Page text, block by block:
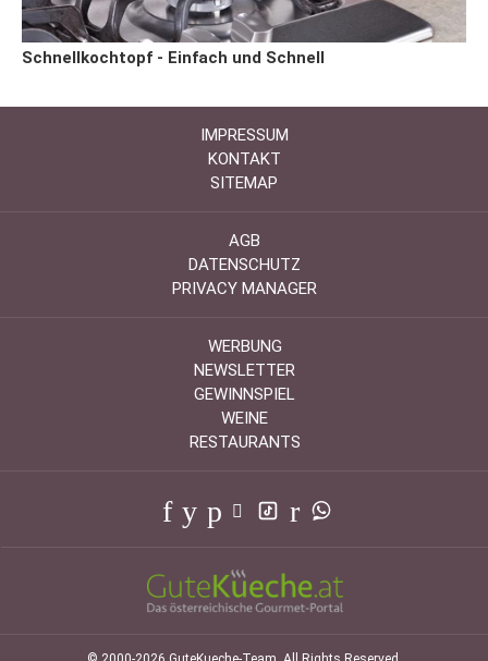
Schnellkochtopf - Einfach und Schnell
IMPRESSUM
KONTAKT
SITEMAP
AGB
DATENSCHUTZ
PRIVACY MANAGER
WERBUNG
NEWSLETTER
GEWINNSPIEL
WEINE
RESTAURANTS